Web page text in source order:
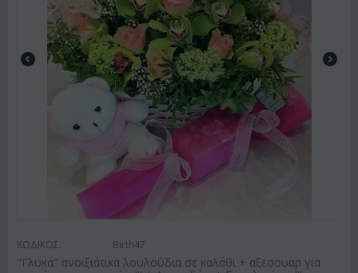
ΚΩΔΙΚΟΣ: Birth47
"Γλυκά" ανοιξιάτικα λουλούδια σε καλάθι + αξεσουαρ για